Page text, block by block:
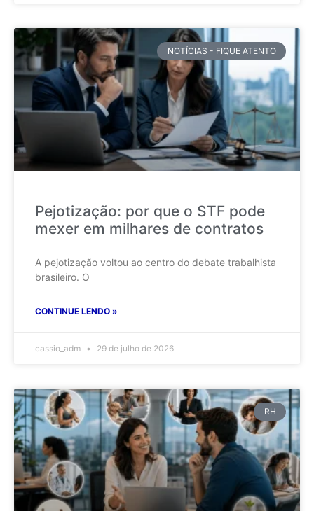
NOTÍCIAS - FIQUE ATENTO
Pejotização: por que o STF pode
mexer em milhares de contratos
A pejotização voltou ao centro do debate trabalhista
brasileiro. O
CONTINUE LENDO »
cassio_adm 29 de julho de 2026
RH